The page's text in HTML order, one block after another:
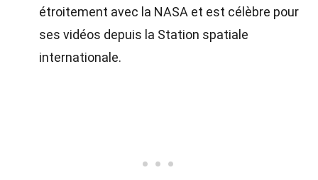
étroitement avec la NASA et est célèbre pour
ses vidéos depuis la Station spatiale
internationale.